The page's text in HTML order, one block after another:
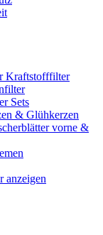
Kraftstofffilter
Sets
& Glühkerzen
vorne &
anzeigen